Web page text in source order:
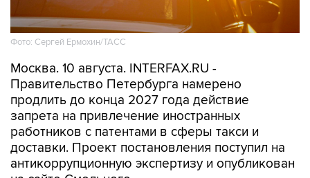
Фото: Сергей Ермохин/ТАСС
Москва. 10 августа. INTERFAX.RU -
Правительство Петербурга намерено
продлить до конца 2027 года действие
запрета на привлечение иностранных
работников с патентами в сферы такси и
доставки. Проект постановления поступил на
антикоррупционную экспертизу и опубликован